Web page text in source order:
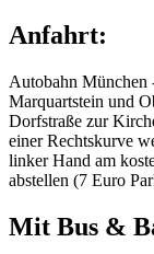
Anfahrt:
Autobahn München
Marquartstein und
Dorfstraße zur
einer Rechtskurve
linker Hand am
abstellen (7 Euro
Mit Bus &